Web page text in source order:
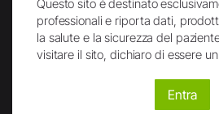
Gruppo W&H
Questo sito é destinato
professionali e riporta dati,
la salute e la sicurezza del
visitare il sito, dichiaro di essere
Entra